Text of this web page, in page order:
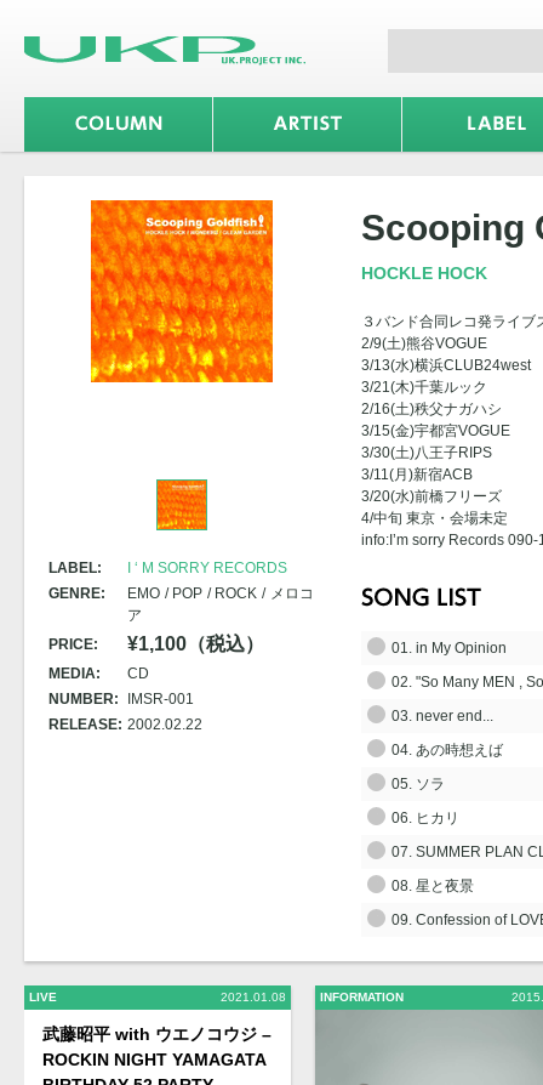
LABEL:
I ‘ M SORRY RECORDS
GENRE:
EMO POP ROCK
メロコ
ア
PRICE:
¥1,100（税込）
MEDIA:
CD
NUMBER:
IMSR-001
RELEASE: 2002.02.22
Scooping
HOCKLE HOCK
３バンド合同レコ発ライブ
2/9(土)熊谷VOGUE
3/13(水)横浜CLUB24west
3/21(木)千葉ルック
2/16(土)秩父ナガハシ
3/15(金)宇都宮VOGUE
3/30(土)八王子RIPS
3/11(月)新宿ACB
3/20(水)前橋フリーズ
4/中旬 東京・会場未定
info:I’m sorry Records
01. in My Opinion
02. "So Many MEN ,
03. never end...
04. あの時想えば
05. ソラ
06. ヒカリ
07. SUMMER PLAN
08. 星と夜景
09. Confession of
LIVE 2021.01.08
武藤昭平 with ウエノコウジ –
ROCKIN NIGHT YAMAGATA
INFORMATION